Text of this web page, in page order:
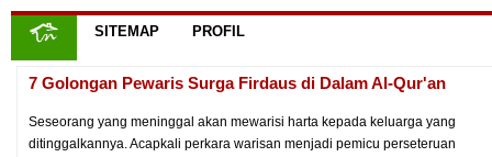
SITEMAP PROFIL
7 Golongan Pewaris Surga Firdaus di Dalam Al-Qur'an
Seseorang yang meninggal akan mewarisi harta kepada keluarga yang
ditinggalkannya. Acapkali perkara warisan menjadi pemicu perseteruan